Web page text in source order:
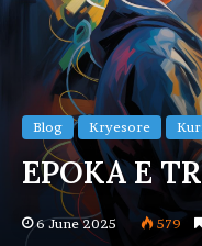
Blog Kryesore
EPOKA E
6 June 2025 579